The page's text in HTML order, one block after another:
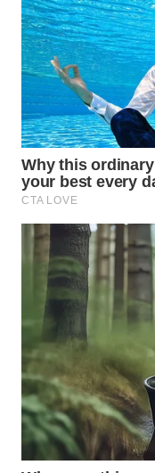
WN
MANDALIKA
WN
LIKUPANG
WN
LABUANBAJO
BORNEO
Wahana
WAHANA
NEWS
WAHANA
TANI